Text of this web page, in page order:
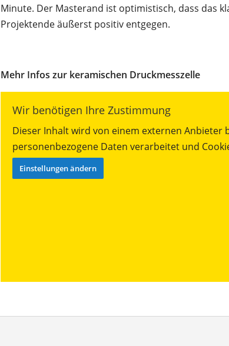
Minute. Der Masterand ist optimistisch, dass das
Projektende äußerst positiv entgegen.
Mehr Infos zur keramischen Druckmesszelle
Wir benötigen Ihre Zustimmung
Dieser Inhalt wird von einem externen Anbieter
personenbezogene Daten verarbeitet und
Einstellungen ändern